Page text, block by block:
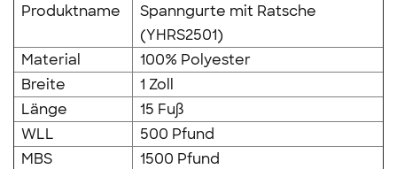
Produktname
Spanngurte mit Ratsche
(YHRS2501)
Material
100% Polyester
Breite
1 Zoll
Länge
15 Fuß
WLL
500 Pfund
MBS
1500 Pfund